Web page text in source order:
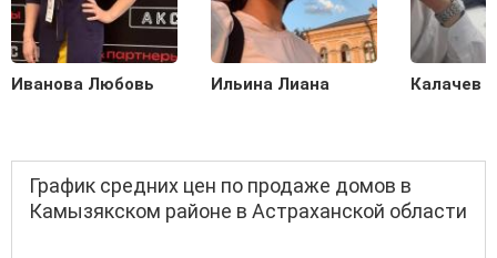
Иванова Любовь Ильина Лиана Калачев
График средних цен по продаже домов в
Камызякском районе в Астраханской области